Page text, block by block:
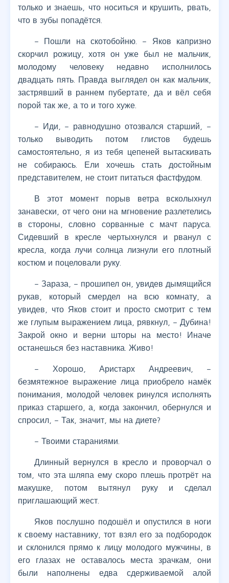
только и знаешь, что носиться и крушить, рвать,
что в зубы попадётся.
– Пошли на скотобойню. – Яков капризно
скорчил рожицу, хотя он уже был не мальчик,
молодому человеку недавно исполнилось
двадцать пять. Правда выглядел он как мальчик,
застрявший в раннем пубертате, да и вёл себя
порой так же, а то и того хуже.
– Иди, – равнодушно отозвался старший, –
только выводить потом глистов будешь
самостоятельно, я из тебя цепеней вытаскивать
не собираюсь. Ели хочешь стать достойным
представителем, не стоит питаться фастфудом.
В этот момент порыв ветра всколыхнул
занавески, от чего они на мгновение разлетелись
в стороны, словно сорванные с мачт паруса.
Сидевший в кресле чертыхнулся и рванул с
кресла, когда лучи солнца лизнули его плотный
костюм и поцеловали руку.
– Зараза, – прошипел он, увидев дымящийся
рукав, который смердел на всю комнату, а
увидев, что Яков стоит и просто смотрит с тем
же глупым выражением лица, рявкнул, – Дубина!
Закрой окно и верни шторы на место! Иначе
останешься без наставника. Живо!
– Хорошо, Аристарх Андреевич, –
безмятежное выражение лица приобрело намёк
понимания, молодой человек ринулся исполнять
приказ старшего, а, когда закончил, обернулся и
спросил, – Так, значит, мы на диете?
– Твоими стараниями.
Длинный вернулся в кресло и проворчал о
том, что эта шляпа ему скоро плешь протрёт на
макушке, потом вытянул руку и сделал
приглашающий жест.
Яков послушно подошёл и опустился в ноги
к своему наставнику, тот взял его за подбородок
и склонился прямо к лицу молодого мужчины, в
его глазах не оставалось места зрачкам, они
были наполнены едва сдерживаемой алой